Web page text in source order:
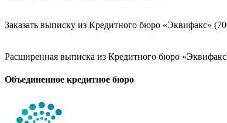
Заказать выписку из Кредитного бюро «Эквифакс»
Расширенная выписка из Кредитного бюро
Объединенное кредитное бюро